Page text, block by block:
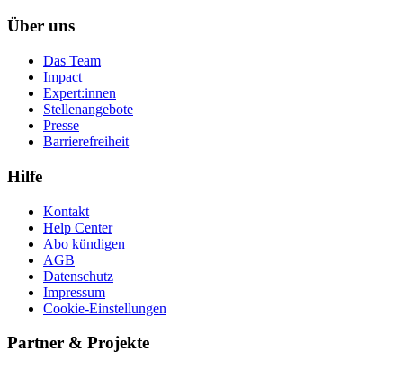
Über uns
Das Team
Impact
Expert:innen
Stellenangebote
Presse
Barrierefreiheit
Hilfe
Kontakt
Help Center
Abo kündigen
AGB
Datenschutz
Impressum
Cookie-Einstellungen
Partner & Projekte